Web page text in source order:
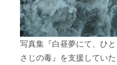
写真集『白昼夢にて、ひと
さじの毒』を支援していた